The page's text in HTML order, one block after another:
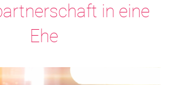
in eine
Ehe